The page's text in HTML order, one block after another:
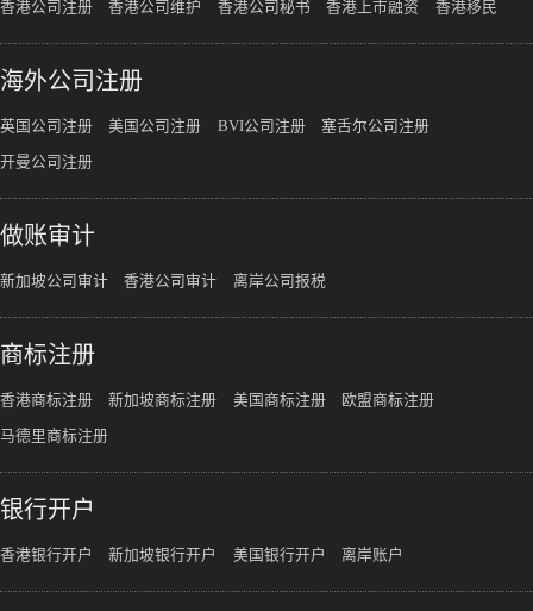
香港公司注册 香港公司维护 香港公司秘书 香港上市融资 香港移民
海外公司注册
英国公司注册 美国公司注册 BVI公司注册 塞舌尔公司注册
开曼公司注册
做账审计
新加坡公司审计 香港公司审计 离岸公司报税
商标注册
香港商标注册 新加坡商标注册 美国商标注册 欧盟商标注册
马德里商标注册
银行开户
香港银行开户 新加坡银行开户 美国银行开户 离岸账户